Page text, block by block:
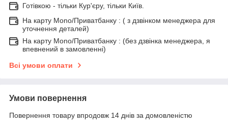
Готівкою - тільки Кур'єру, тільки Київ.
На карту Mono/Приватбанку : ( з дзвінком менеджера для
уточнення деталей)
На карту Mono/Приватбанку : (без дзвінка менеджера, я
впевнений в замовленні)
Всі умови оплати
Умови повернення
Повернення товару впродовж 14 днів за домовленістю